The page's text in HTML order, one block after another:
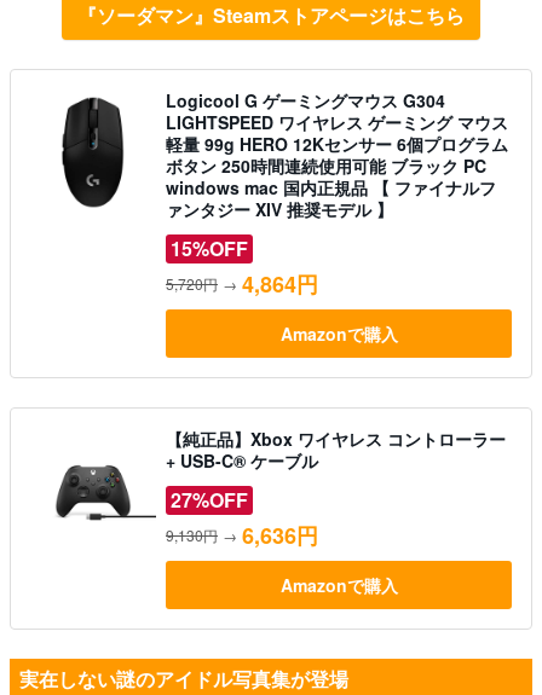
『ソーダマン』Steamストアページはこちら
Logicool G ゲーミングマウス G304
LIGHTSPEED ワイヤレス ゲーミング マウス
軽量 99g HERO 12Kセンサー 6個プログラム
ボタン 250時間連続使用可能 ブラック PC
windows mac 国内正規品 【 ファイナルフ
ァンタジー XIV 推奨モデル 】
15%OFF
5,720円 → 4,864円
Amazonで購入
【純正品】Xbox ワイヤレス コントローラー
+ USB-C® ケーブル
27%OFF
9,130円 → 6,636円
Amazonで購入
実在しない謎のアイドル写真集が登場